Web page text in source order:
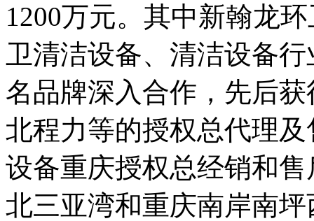
1200万元。其中新翰龙
卫清洁设备、清洁设备
名品牌深入合作，先后
北程力等的授权总代理
设备重庆授权总经销和
北三亚湾和重庆南岸南